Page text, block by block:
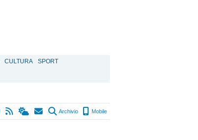
CULTURA
SPORT
Archivio Mobile